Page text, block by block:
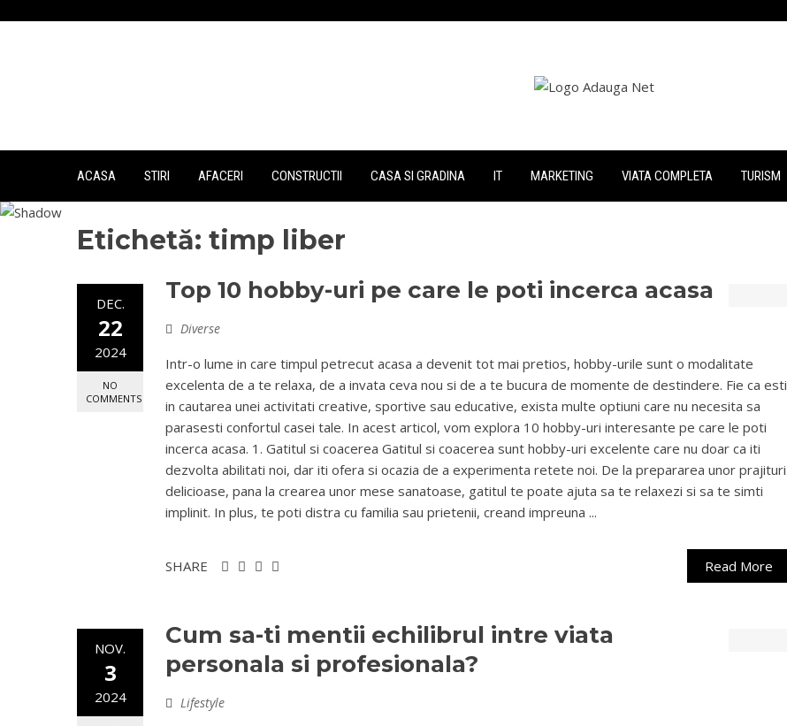
ACASA STIRI AFACERI CONSTRUCTII CASA SI GRADINA IT MARKETING VIATA COMPLETA TURISM
Etichetă: timp liber
DEC.
22
2024
NO
COMMENTS
Top 10 hobby-uri pe care le poti incerca acasa
Diverse
Intr-o lume in care timpul petrecut acasa a devenit tot mai pretios, hobby-urile sunt o modalitate
excelenta de a te relaxa, de a invata ceva nou si de a te bucura de momente de destindere. Fie ca esti
in cautarea unei activitati creative, sportive sau educative, exista multe optiuni care nu necesita sa
parasesti confortul casei tale. In acest articol, vom explora 10 hobby-uri interesante pe care le poti
incerca acasa. 1. Gatitul si coacerea Gatitul si coacerea sunt hobby-uri excelente care nu doar ca iti
dezvolta abilitati noi, dar iti ofera si ocazia de a experimenta retete noi. De la prepararea unor prajituri
delicioase, pana la crearea unor mese sanatoase, gatitul te poate ajuta sa te relaxezi si sa te simti
implinit. In plus, te poti distra cu familia sau prietenii, creand impreuna ...
Read More
SHARE
NOV.
3
2024
Cum sa-ti mentii echilibrul intre viata
personala si profesionala?
Lifestyle